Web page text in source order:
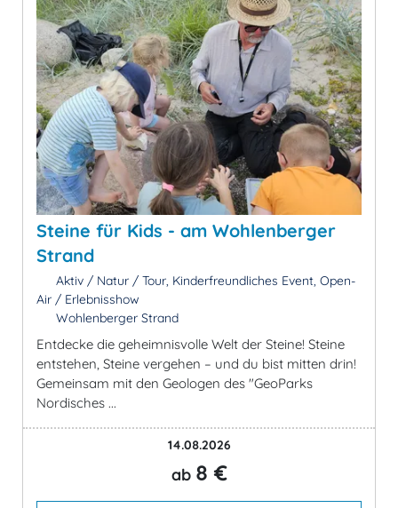
Steine für Kids - am Wohlenberger
Strand
Aktiv / Natur / Tour, Kinderfreundliches Event, Open-
Air / Erlebnisshow
Wohlenberger Strand
Entdecke die geheimnisvolle Welt der Steine! Steine
entstehen, Steine vergehen – und du bist mitten drin!
Gemeinsam mit den Geologen des "GeoParks
Nordisches ...
14.08.2026
ab 8 €